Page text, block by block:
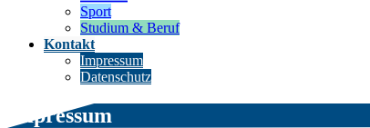
Sport
Studium & Beruf
Kontakt
Impressum
Datenschutz
Impressum